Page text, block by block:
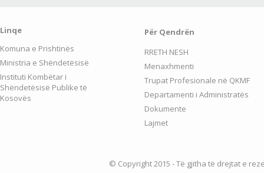
Linqe
Komuna e Prishtinës
Ministria e Shëndetësisë
Instituti Kombëtar i
Shëndetësisë Publike të
Kosovës
Për Qendrën
RRETH NESH
Menaxhmenti
Trupat Profesionale në QKMF
Departamenti i Administratës
Dokumente
Lajmet
© Copyright 2015 - Të gjitha të drejtat e